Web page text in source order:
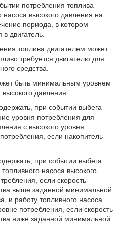
потребления топлива
насоса высокого давления на
периода, в котором
двигатель.
топлива двигателем может
требуется двигателю для
средства.
быть минимальным уровнем
давления.
при событии выбега
уровня потребления для
с высокого уровня
если накопитель
при событии выбега
насоса высокого
если скорость
выше заданной минимальной
и работу топливного насоса
потребления, если скорость
ниже заданной минимальной